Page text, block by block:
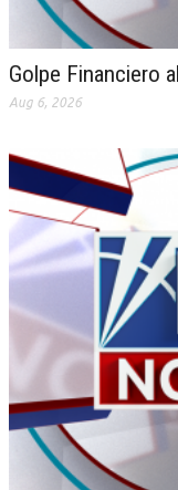
Golpe Financiero
Aug 6, 2026